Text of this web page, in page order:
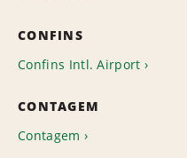
CONFINS
Confins Intl. Airport
CONTAGEM
Contagem